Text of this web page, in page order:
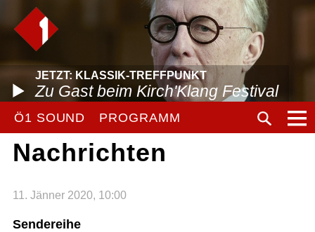
JETZT: KLASSIK-TREFFPUNKT
Zu Gast beim Kirch'Klang Festival
Ö1 SOUND PROGRAMM
Nachrichten
11. Jänner 2020, 10:00
Sendereihe